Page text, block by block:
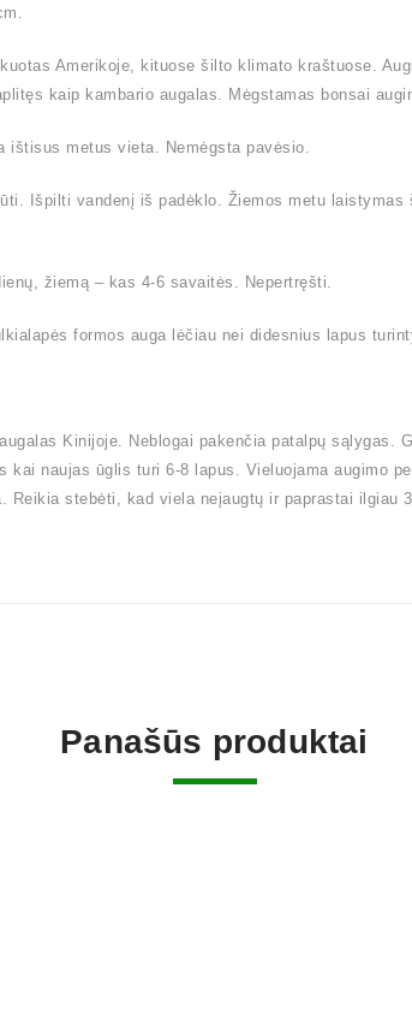
Amerikoje, kituose šilto klimato kraštuose.
kaip kambario augalas. Mėgstamas bonsai
ištisus metus vieta. Nemėgsta pavėsio.
Išpilti vandenį iš padėklo. Žiemos metu laistymas
žiemą – kas 4-6 savaitės. Nepertręšti.
formos auga lėčiau nei didesnius lapus
Kinijoje. Neblogai pakenčia patalpų sąlygas.
kai naujas ūglis turi 6-8 lapus. Vieluojama augimo
Reikia stebėti, kad viela neįaugtų ir paprastai ilgiau
Panašūs produktai